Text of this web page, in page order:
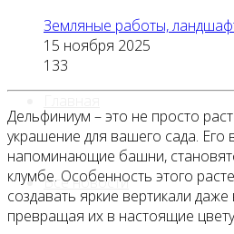
Все новости
Земляные работы,
15 ноября 2025
133
Дельфиниум – это не просто
украшение для вашего сада. Его
напоминающие башни,
клумбе. Особенность этого
создавать яркие вертикали
превращая их в настоящие